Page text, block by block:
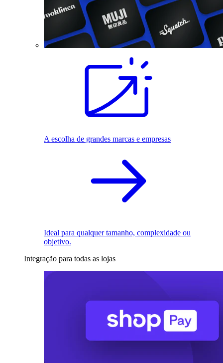
A escolha de grandes marcas e empresas
Ideal para qualquer tamanho, complexidade ou
objetivo.
Integração para todas as lojas